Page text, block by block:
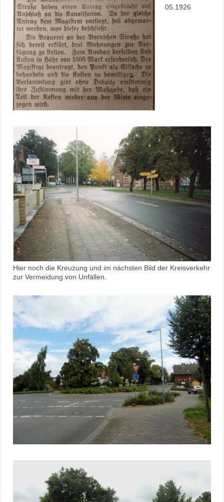
05.1926
Hier noch die Kreuzung und im nächsten Bild der Kreisverkehr
zur Vermeidung von Unfällen.